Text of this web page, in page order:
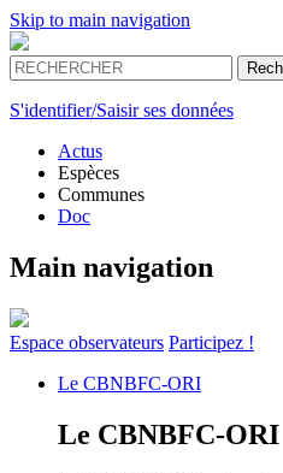
Skip to main navigation
S'identifier/Saisir ses données
Actus
Espèces
Communes
Doc
Main navigation
Espace observateurs Participez !
Le CBNBFC-ORI
Le CBNBFC-ORI